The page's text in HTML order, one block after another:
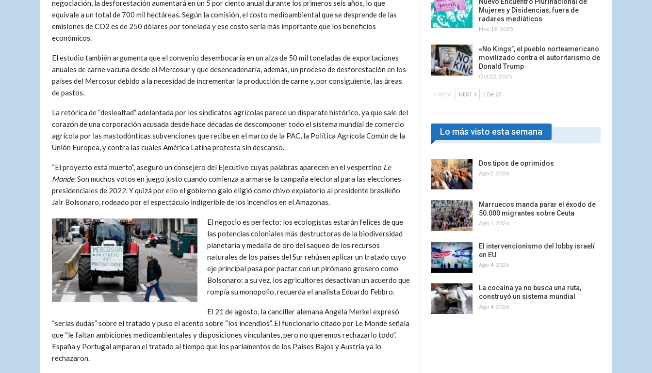
negociación, la desforestación aumentará en un 5 por ciento anual durante los primeros seis años, lo que
equivale a un total de 700 mil hectáreas.Según la comisión, el costo medioambiental que se desprende de las
emisiones de CO2 es de 250 dólares por tonelada y ese costo sería más importante que los beneficios
económicos.
El estudio también argumenta que el convenio desembocaría en un alza de 50 mil toneladas de exportaciones
anuales de carne vacuna desde el Mercosur y que desencadenaría, además, un proceso de desforestación en los
países del Mercosur debido a la necesidad de incrementar la producción de carne y, por consiguiente, las áreas
de pastos.
La retórica de “deslealtad” adelantada por los sindicatos agrícolas parece un disparate histórico, ya que sale del
corazón de una corporación acusada desde hace décadas de descomponer todo el sistema mundial de comercio
agrícola por las mastodónticas subvenciones que recibe en el marco de la PAC, la Política Agrícola Común de la
Unión Europea, y contra las cuales América Latina protesta sin descanso.
“El proyecto está muerto”, aseguró un consejero del Ejecutivo cuyas palabras aparecen en el vespertino Le
Monde. Son muchos votos en juego justo cuando comienza a armarse la campaña electoral para las elecciones
presidenciales de 2022. Y quizá por ello el gobierno galo eligió como chivo expiatorio al presidente brasileño
Jair Bolsonaro, rodeado por el espectáculo indigerible de los incendios en el Amazonas.
El negocio es perfecto: los ecologistas estarán felices de que
las potencias coloniales más destructoras de la biodiversidad
planetaria y medalla de oro del saqueo de los recursos
naturales de los países del Sur rehúsen aplicar un tratado cuyo
eje principal pasa por pactar con un pirómano grosero como
Bolsonaro: a su vez, los agricultores desactivan un acuerdo que
rompía su monopolio, recuerda el analista Eduardo Febbro.
El 21 de agosto, la canciller alemana Angela Merkel expresó
“serías dudas” sobre el tratado y puso el acento sobre “los incendios”. El funcionario citado por Le Monde señala
que “le faltan ambiciones medioambientales y disposiciones vinculantes, pero no queremos rechazarlo todo”.
España y Portugal amparan el tratado al tiempo que los parlamentos de los Países Bajos y Austria ya lo
rechazaron.
Mujeres y Disidencias, fuera de
radares mediáticos
Nov 19, 2025
«No Kings”, el pueblo norteamericano
movilizado contra el autoritarismo de
Donald Trump
Oct 22, 2025
PREV NEXT 1 De 27
Lo más visto esta semana
Dos tipos de oprimidos
Ago 2, 2026
Marruecos manda parar el éxodo de
50.000 migrantes sobre Ceuta
Ago 1, 2026
El intervencionismo del lobby israelí
en EU
Ago 4, 2026
La cocaína ya no busca una ruta,
construyó un sistema mundial
Ago 4, 2026